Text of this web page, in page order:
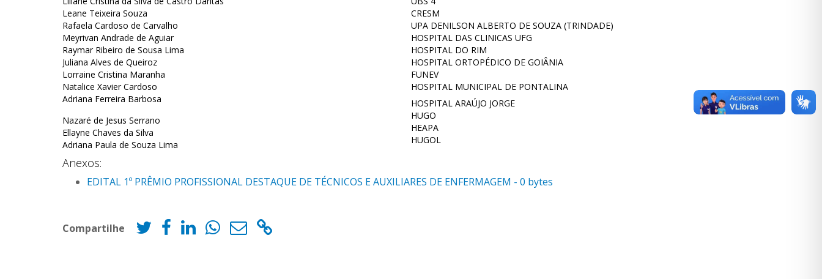
Leane Teixeira Souza
CRESM
Rafaela Cardoso de Carvalho
UPA DENILSON ALBERTO DE SOUZA (TRINDADE)
Meyrivan Andrade de Aguiar
HOSPITAL DAS CLINICAS UFG
Raymar Ribeiro de Sousa Lima
HOSPITAL DO RIM
Juliana Alves de Queiroz
HOSPITAL ORTOPÉDICO DE GOIÂNIA
Lorraine Cristina Maranha
FUNEV
Natalice Xavier Cardoso
HOSPITAL MUNICIPAL DE PONTALINA
Adriana Ferreira Barbosa
Nazaré de Jesus Serrano
Ellayne Chaves da Silva
Adriana Paula de Souza Lima
HOSPITAL ARAÚJO JORGE
HUGO
HEAPA
HUGOL
Anexos:
EDITAL 1º PRÊMIO PROFISSIONAL DESTAQUE DE TÉCNICOS E AUXILIARES DE ENFERMAGEM - 0 bytes
Compartilhe